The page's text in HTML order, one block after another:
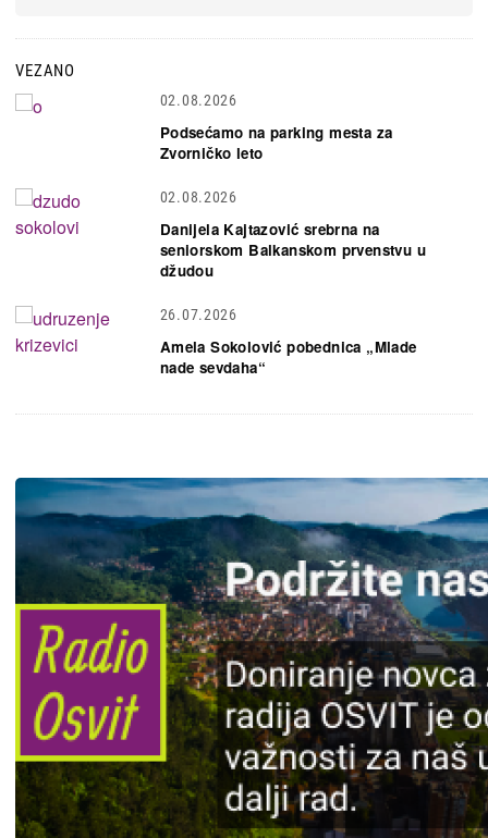
VEZANO
02.08.2026
Podsećamo na parking mesta za
Zvorničko leto
02.08.2026
Danijela Kajtazović srebrna na
seniorskom Balkanskom prvenstvu u
džudou
26.07.2026
Amela Sokolović pobednica „Mlade
nade sevdaha“
Slika